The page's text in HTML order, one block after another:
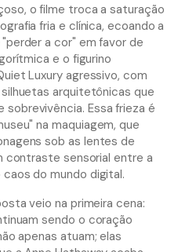
o filme troca a saturação
fria e clínica, ecoando a
a cor" em favor de
e o figurino
Luxury agressivo, com
arquitetônicas que
sobrevivência. Essa frieza é
na maquiagem, que
sob as lentes de
contraste sensorial entre a
do mundo digital.
veio na primeira cena:
sendo o coração
apenas atuam; elas